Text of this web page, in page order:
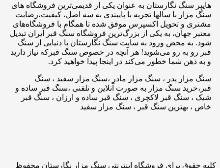
هایپر سنگ نگارستان به عنوان یکی از قدیمی‌ترین فروشگاه های
سنگ مزار با سالها تجربه با پایبندی به سه اصل، کیفیت،رضایت
مشتری و تحویل اکسپرس موفق شده تا همگام با فروشگاه‌های
معتبر جهان، به یکی از بزرگ‌ترین فروشگاه سنگ قبر ایران تبدیل
شود. به محض ورود به سایت سنگ نگارستان با دنیایی از سنگ
قبر رو به رو می‌شوید! هر آنچه در خصوص سنگ قبرکه نیاز دارید
و به ذهن شما خطور می‌کند در اینجا پیدا خواهید کرد.
سنگ مزار پدر ، سنگ مزار مادر ،سنگ مزار سفید ، سنگ
قبر،خرید سنگ مزار به صورت آنلاین و تلفنی ،سنگ قبر ساده و
شیک ، سنگ قبر لاکچری ، سنگ قبر ساده و ارزان ، سنگ قبر
خاص ، بهترین سنگ قبر ، سنگ مزار سفید
کلیه حقوق برای فروشگاه اینترنتی سنگ مزار نگارستان محفوظ